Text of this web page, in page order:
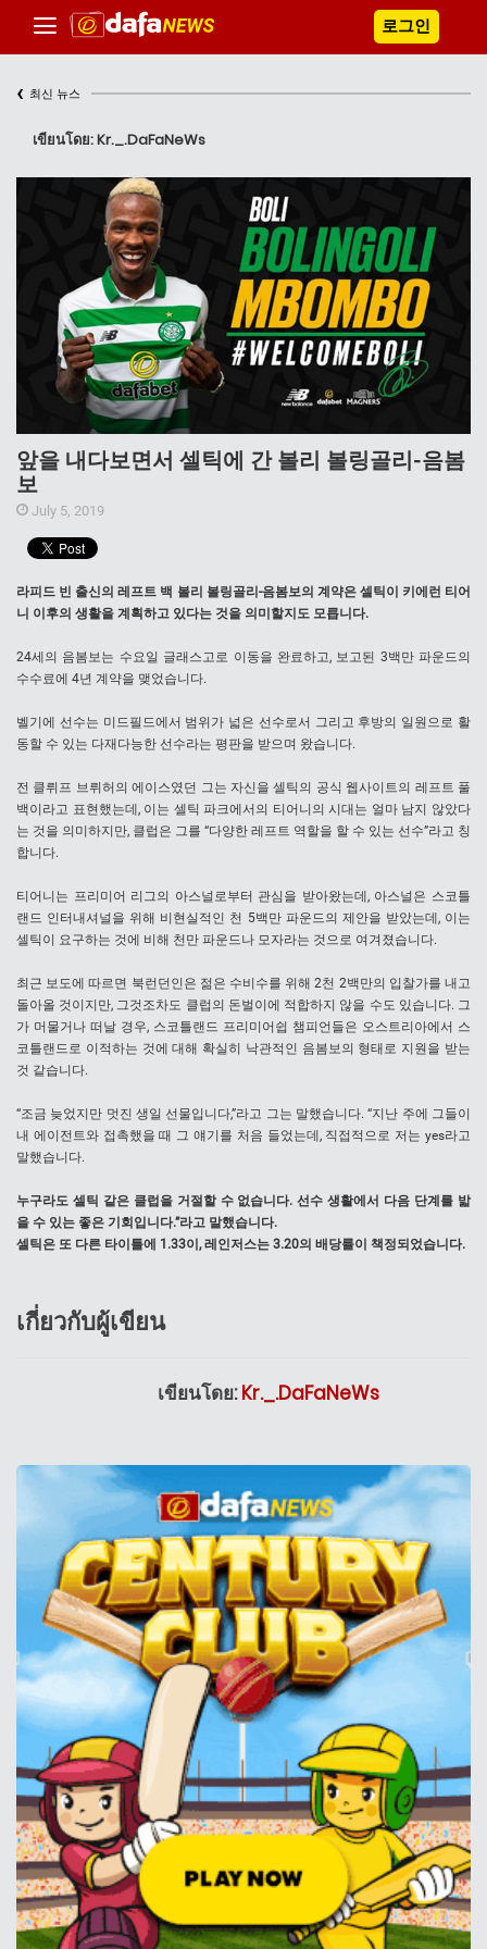
로그인
‹ 최신 뉴스
เขียนโดย: Kr._.DaFaNeWs
앞을 내다보면서 셀틱에 간 볼리 볼링골리-음봄
보
July 5, 2019
라피드 빈 출신의 레프트 백 볼리 볼링골리-음봄보의 계약은 셀틱이 키에런 티어
니 이후의 생활을 계획하고 있다는 것을 의미할지도 모릅니다.
24세의 음봄보는 수요일 글래스고로 이동을 완료하고, 보고된 3백만 파운드의
수수료에 4년 계약을 맺었습니다.
벨기에 선수는 미드필드에서 범위가 넓은 선수로서 그리고 후방의 일원으로 활
동할 수 있는 다재다능한 선수라는 평판을 받으며 왔습니다.
전 클뤼프 브뤼허의 에이스였던 그는 자신을 셀틱의 공식 웹사이트의 레프트 풀
백이라고 표현했는데, 이는 셀틱 파크에서의 티어니의 시대는 얼마 남지 않았다
는 것을 의미하지만, 클럽은 그를 “다양한 레프트 역할을 할 수 있는 선수”라고 칭
합니다.
티어니는 프리미어 리그의 아스널로부터 관심을 받아왔는데, 아스널은 스코틀
랜드 인터내셔널을 위해 비현실적인 천 5백만 파운드의 제안을 받았는데, 이는
셀틱이 요구하는 것에 비해 천만 파운드나 모자라는 것으로 여겨졌습니다.
최근 보도에 따르면 북런던인은 젊은 수비수를 위해 2천 2백만의 입찰가를 내고
돌아올 것이지만, 그것조차도 클럽의 돈벌이에 적합하지 않을 수도 있습니다. 그
가 머물거나 떠날 경우, 스코틀랜드 프리미어쉽 챔피언들은 오스트리아에서 스
코틀랜드로 이적하는 것에 대해 확실히 낙관적인 음봄보의 형태로 지원을 받는
것 같습니다.
“조금 늦었지만 멋진 생일 선물입니다,”라고 그는 말했습니다. “지난 주에 그들이
내 에이전트와 접촉했을 때 그 얘기를 처음 들었는데, 직접적으로 저는 yes라고
말했습니다.
누구라도 셀틱 같은 클럽을 거절할 수 없습니다. 선수 생활에서 다음 단계를 밟
을 수 있는 좋은 기회입니다.”라고 말했습니다.
셀틱은 또 다른 타이틀에 1.33이, 레인저스는 3.20의 배당률이 책정되었습니다.
เกี่ยวกับผู้เขียน
เขียนโดย:Kr._.DaFaNeWs